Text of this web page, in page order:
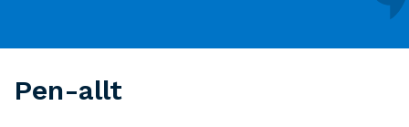
Pen-allt